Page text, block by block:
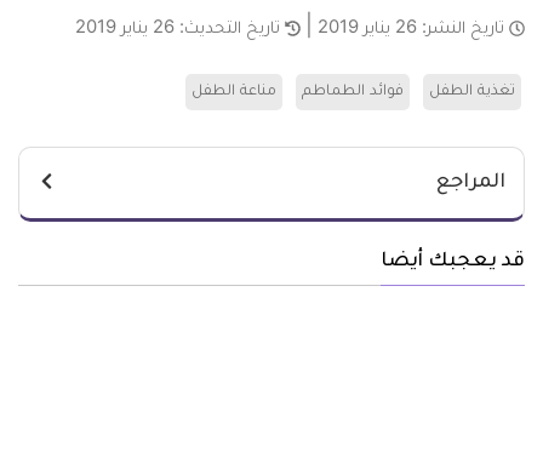
تاريخ النشر: 26 يناير 2019 تاريخ التحديث: 26 يناير 2019
تغذية الطفل فوائد الطماطم مناعة الطفل
المراجع
قد يعجبك أيضا